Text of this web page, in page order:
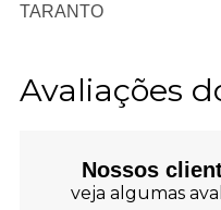
TARANTO
Avaliações
Nossos
veja algumas